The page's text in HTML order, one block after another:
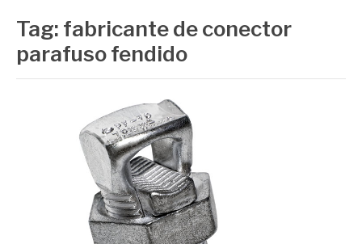
Tag: fabricante de conector
parafuso fendido